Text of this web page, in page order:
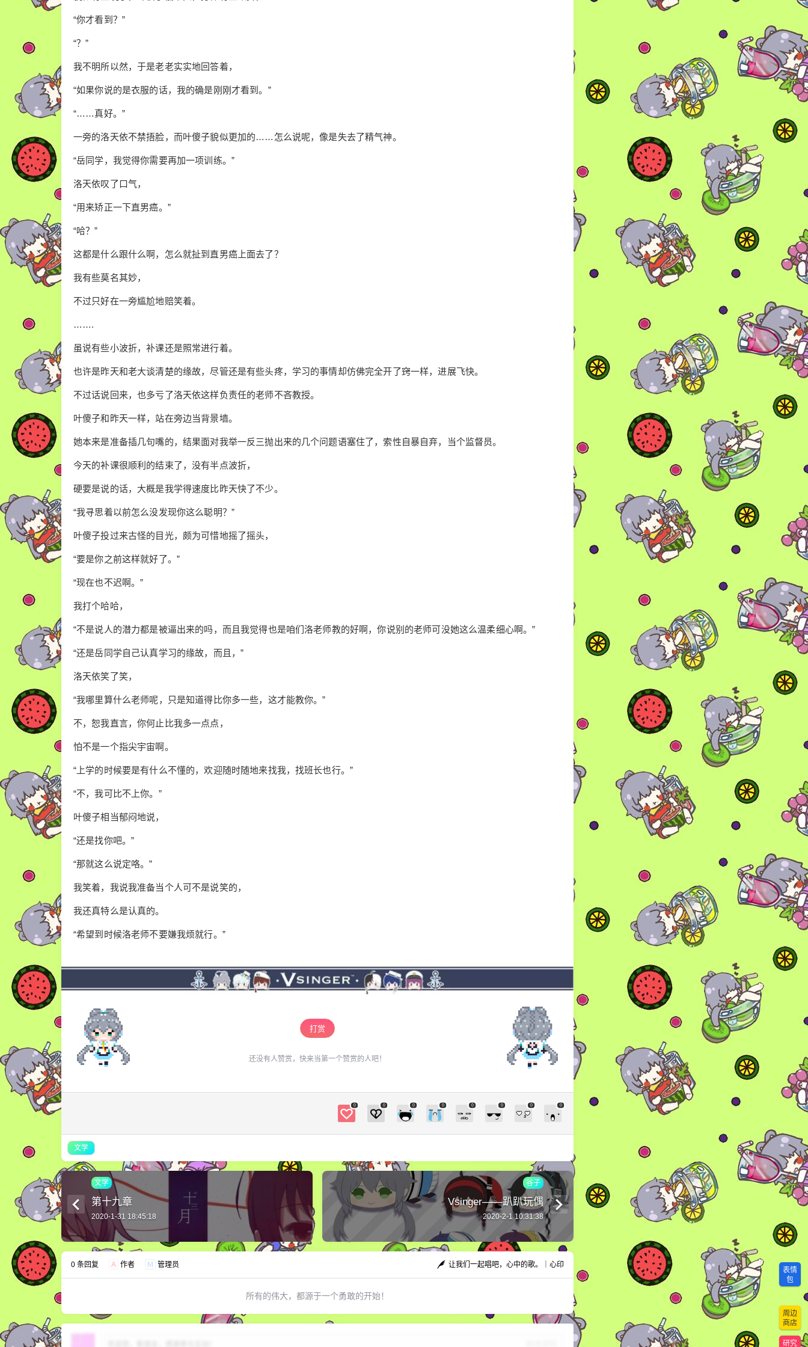
“你才看到？”
“？”
我不明所以然，于是老老实实地回答着，
“如果你说的是衣服的话，我的确是刚刚才看到。”
“……真好。”
一旁的洛天依不禁捂脸，而叶傻子貌似更加的……怎么说呢，像是失去了精气神。
“岳同学，我觉得你需要再加一项训练。”
洛天依叹了口气，
“用来矫正一下直男癌。”
“哈？”
这都是什么跟什么啊，怎么就扯到直男癌上面去了？
我有些莫名其妙，
不过只好在一旁尴尬地赔笑着。
…….
虽说有些小波折，补课还是照常进行着。
也许是昨天和老大谈清楚的缘故，尽管还是有些头疼，学习的事情却仿佛完全开了窍一样，进展飞快。
不过话说回来，也多亏了洛天依这样负责任的老师不吝教授。
叶傻子和昨天一样，站在旁边当背景墙。
她本来是准备插几句嘴的，结果面对我举一反三抛出来的几个问题语塞住了，索性自暴自弃，当个监督员。
今天的补课很顺利的结束了，没有半点波折，
硬要是说的话，大概是我学得速度比昨天快了不少。
“我寻思着以前怎么没发现你这么聪明？”
叶傻子投过来古怪的目光，颇为可惜地摇了摇头，
“要是你之前这样就好了。”
“现在也不迟啊。”
我打个哈哈，
“不是说人的潜力都是被逼出来的吗，而且我觉得也是咱们洛老师教的好啊，你说别的老师可没她这么温柔细心啊。”
“还是岳同学自己认真学习的缘故，而且，”
洛天依笑了笑，
“我哪里算什么老师呢，只是知道得比你多一些，这才能教你。”
不，恕我直言，你何止比我多一点点，
怕不是一个指尖宇宙啊。
“上学的时候要是有什么不懂的，欢迎随时随地来找我，找班长也行。”
“不，我可比不上你。”
叶傻子相当郁闷地说，
“还是找你吧。”
“那就这么说定咯。”
我笑着，我说我准备当个人可不是说笑的，
我还真特么是认真的。
“希望到时候洛老师不要嫌我烦就行。”
打赏
还没有人赞赏，快来当第一个赞赏的人吧！
0 0 0 0 0 0 0 0
文学
第二十章
酒。 连忙起身关掉手机闹钟，今天还是得参加洛
叶傻子像是换了一套蛮好看的衣服来着。 “哟，衣
有些颤抖， “你才看到？” “？” 我不明所以然，于
呢，像是失去了精气神。 “岳同学，我觉得你需要
快了不少。 “我寻思着以前怎么没发现你这么聪
明？” 叶傻子投过来古怪的目光，颇为可惜地摇了
啊。” 我打个哈哈， “不是说人的潜力都是被逼出
来的吗，而且我觉得也是咱们洛老师教的好啊，
你说别的老师可没她这么温柔细心啊。” “还是岳
同学自己认真学习的缘故，而且，” 洛天依笑了
些，这才能教你。” 不，恕我直言，你何止比我多
一点点， 怕不是一个指尖宇宙啊。 “上学的时候
要是有什么不懂的，欢迎随时随地来找我，找班
着，我说我准备当个人可不是说笑的， 我还真特
么是认真的。 “希望到时候洛老师不要嫌我烦就
行。”
立刻支付
文学
第十九章
2020-1-31 18:45:18
谷子
Vsinger——趴趴玩偶
2020-2-1 10:31:38
0 条回复 A 作者 M 管理员 让我们一起唱吧，心中的歌。｜心印
所有的伟大，都源于一个勇敢的开始！
6位以上
忘记密码？找回 已有帐号？登录
表情
包
周边
商店
研究